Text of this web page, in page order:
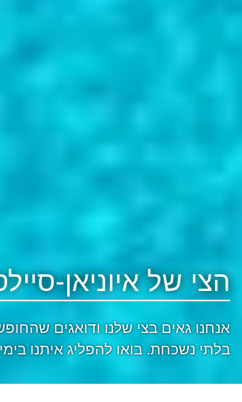
הצי של איוניאן-
אנחנו גאים בצי שלנו ודואגים
בלתי נשכחת. בואו להפליג איתנו